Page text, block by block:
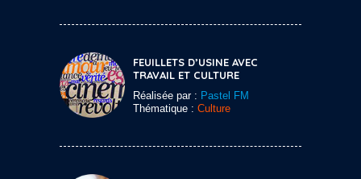
FEUILLETS D’USINE AVEC
TRAVAIL ET CULTURE
Réalisée par : Pastel FM
Thématique : Culture